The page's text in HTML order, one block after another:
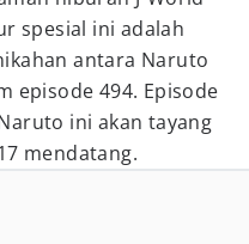
spesial ini adalah
antara Naruto
episode 494. Episode
ini akan tayang
mendatang.